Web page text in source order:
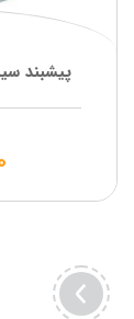
پیشبند